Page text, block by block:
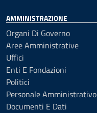
AMMINISTRAZIONE
Organi Di Governo
Aree Amministrative
Uffici
Enti E Fondazioni
Politici
Personale Amministrativo
Documenti E Dati